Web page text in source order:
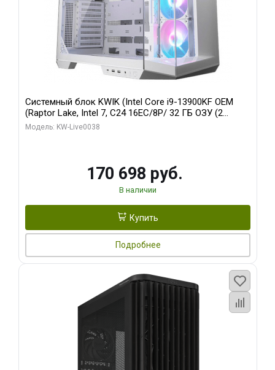
Системный блок KWIK (Intel Core i9-13900KF OEM
(Raptor Lake, Intel 7, C24 16EC/8P/ 32 ГБ ОЗУ (2
модуля)/ Gigabyte RX9070XT GAMING OC 16GB GDDR6
Модель: KW-Live0038
170 698 руб.
В наличии
Купить
Подробнее